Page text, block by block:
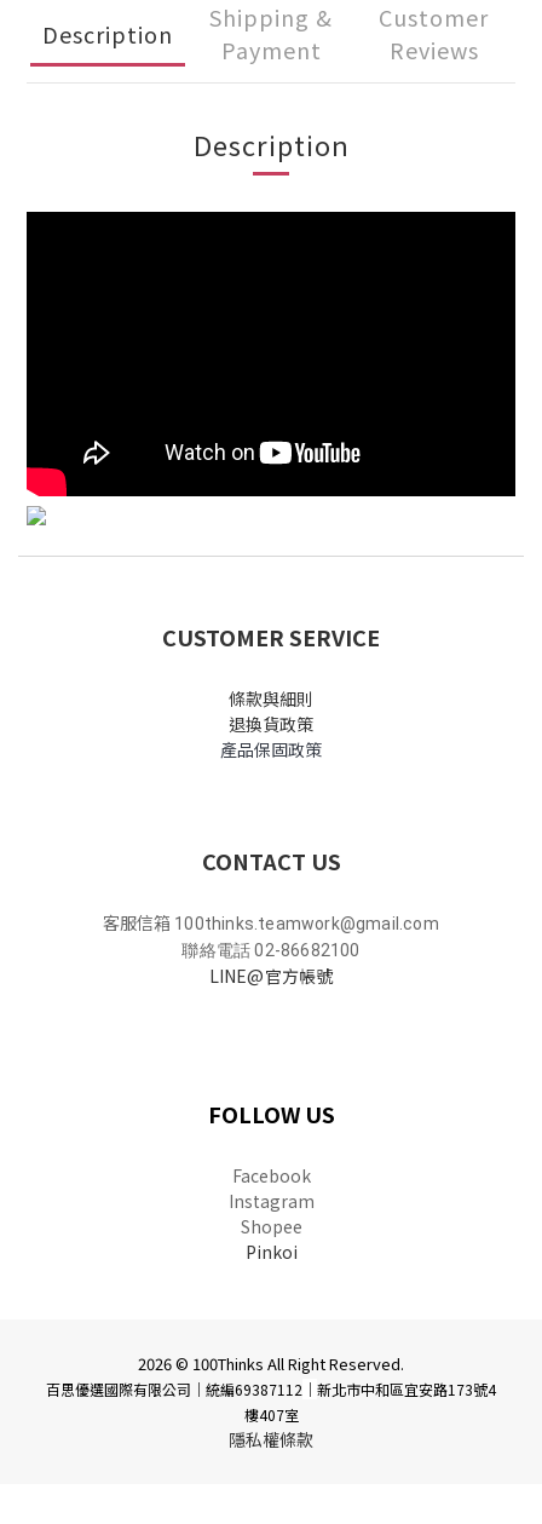
Description
Shipping &
Payment
Customer
Reviews
Description
CUSTOMER SERVICE
條款與細則
退換貨政策
產品保固政策
CONTACT US
客服信箱 100thinks.teamwork@gmail.com
聯絡電話 02-86682100
LINE@官方帳號
FOLLOW US
Facebook
Instagram
Shopee
Pinkoi
2026 © 100Thinks All Right Reserved.
百思優選國際有限公司｜統編69387112 ｜ 新北市中和區宜安路173號4
樓407室
隱私權條款